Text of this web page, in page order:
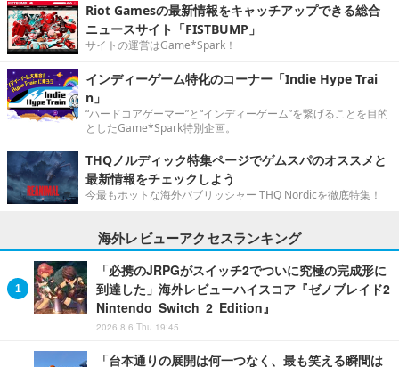
Riot Gamesの最新情報をキャッチアップできる総合
ニュースサイト「FISTBUMP」
サイトの運営はGame*Spark！
インディーゲーム特化のコーナー「Indie Hype Trai
n」
“ハードコアゲーマー”と“インディーゲーム”を繋げることを目的
としたGame*Spark特別企画。
THQノルディック特集ページでゲムスパのオススメと
最新情報をチェックしよう
今最もホットな海外パブリッシャー THQ Nordicを徹底特集！
海外レビューアクセスランキング
「必携のJRPGがスイッチ2でついに究極の完成形に
到達した」海外レビューハイスコア『ゼノブレイド2
Nintendo Switch 2 Edition』
2026.8.6 Thu 19:45
「台本通りの展開は何一つなく、最も笑える瞬間は